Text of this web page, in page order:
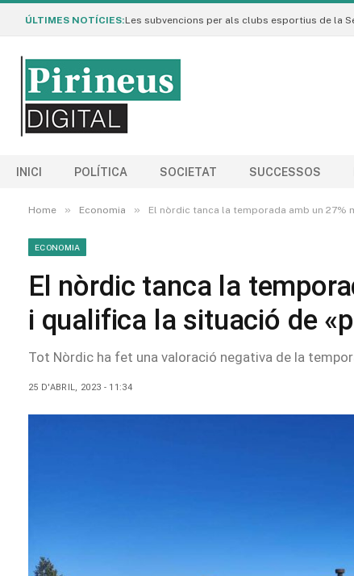
ÚLTIMES NOTÍCIES:
INICI POLÍTICA SOCIETAT SUCCESSOS
Home » Economia » El nòrdic tanca la temporada amb un 27%
ECONOMIA
El nòrdic tanca la
i qualifica la situació de
Tot Nòrdic ha fet una valoració negativa de la
25 D'ABRIL, 2023 - 11:34